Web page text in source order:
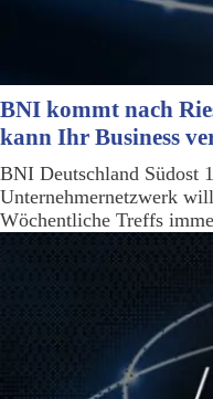
BNI kommt nach
kann Ihr Business
BNI Deutschland Südost
Unternehmernetzwerk
Wöchentliche Treffs